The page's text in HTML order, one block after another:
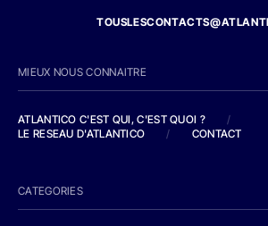
MIEUX NOUS CONNAITRE
ATLANTICO C'EST QUI, C'EST QUOI ?
/
LE RESEAU D'ATLANTICO
/ CONTACT
CATEGORIES